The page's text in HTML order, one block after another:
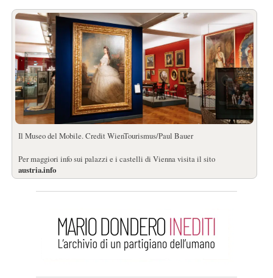
Il Museo del Mobile. Credit WienTourismus/Paul Bauer
Per maggiori info sui palazzi e i castelli di Vienna visita il sito
austria.info